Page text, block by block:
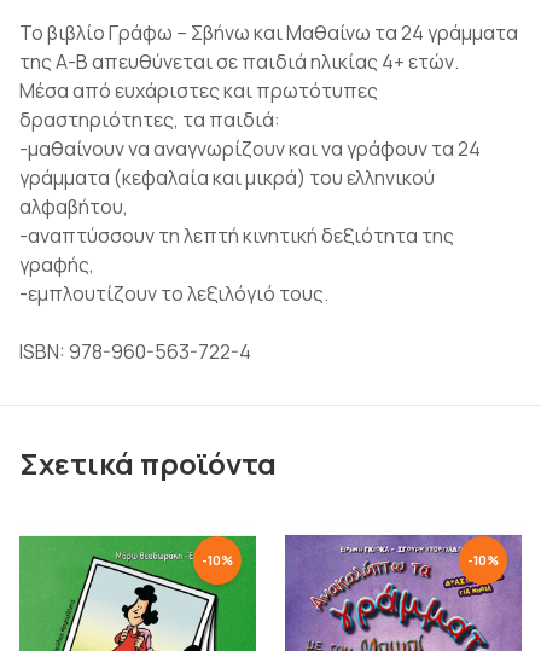
Το βιβλίο Γράφω – Σβήνω και Μαθαίνω τα 24 γράμματα
της Α-Β απευθύνεται σε παιδιά ηλικίας 4+ ετών.
Μέσα από ευχάριστες και πρωτότυπες
δραστηριότητες, τα παιδιά:
-μαθαίνουν να αναγνωρίζουν και να γράφουν τα 24
γράμματα (κεφαλαία και μικρά) του ελληνικού
αλφαβήτου,
-αναπτύσσουν τη λεπτή κινητική δεξιότητα της
γραφής,
-εμπλουτίζουν το λεξιλόγιό τους.
ISBN: 978-960-563-722-4
Σχετικά προϊόντα
-10% -10%